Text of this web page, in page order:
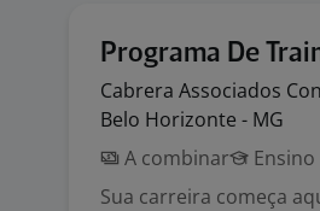
Programa De
Cabrera Associados
Belo Horizonte - MG
A combinar
Sua carreira começa